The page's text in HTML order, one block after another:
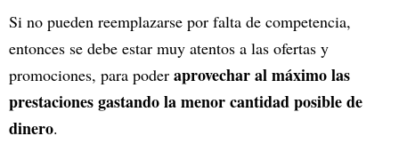
Si no pueden reemplazarse por falta de competencia,
entonces se debe estar muy atentos a las ofertas y
promociones, para poder aprovechar al máximo las
prestaciones gastando la menor cantidad posible de
dinero.